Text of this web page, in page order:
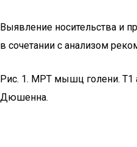
Выявление носительства и
в сочетании с анализом
Рис. 1. МРТ мышц голени. Т1
Дюшенна.